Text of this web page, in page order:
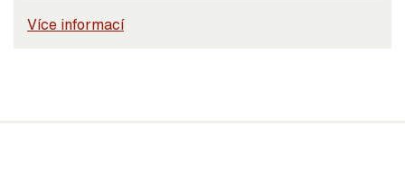
Více informací